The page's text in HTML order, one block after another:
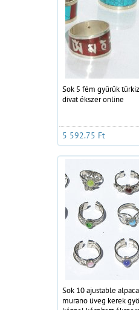
Sok 5 fém gyűrűk
divat ékszer online
5 592.75 Ft
Sok 10 ajustable
murano üveg kerek